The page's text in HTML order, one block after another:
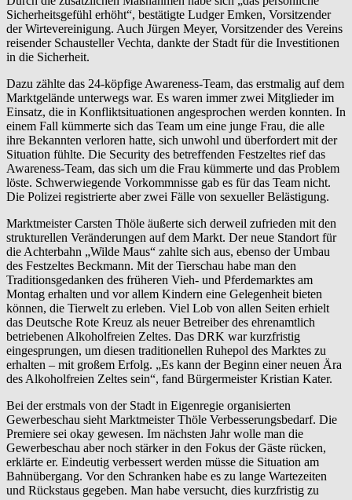
Sicherheitsgefühl erhöht“, bestätigte Ludger Emken, Vorsitzender
der Wirtevereinigung. Auch Jürgen Meyer, Vorsitzender des Vereins
reisender Schausteller Vechta, dankte der Stadt für die Investitionen
in die Sicherheit.
Dazu zählte das 24-köpfige Awareness-Team, das erstmalig auf dem
Marktgelände unterwegs war. Es waren immer zwei Mitglieder im
Einsatz, die in Konfliktsituationen angesprochen werden konnten. In
einem Fall kümmerte sich das Team um eine junge Frau, die alle
ihre Bekannten verloren hatte, sich unwohl und überfordert mit der
Situation fühlte. Die Security des betreffenden Festzeltes rief das
Awareness-Team, das sich um die Frau kümmerte und das Problem
löste. Schwerwiegende Vorkommnisse gab es für das Team nicht.
Die Polizei registrierte aber zwei Fälle von sexueller Belästigung.
Marktmeister Carsten Thöle äußerte sich derweil zufrieden mit den
strukturellen Veränderungen auf dem Markt. Der neue Standort für
die Achterbahn „Wilde Maus“ zahlte sich aus, ebenso der Umbau
des Festzeltes Beckmann. Mit der Tierschau habe man den
Traditionsgedanken des früheren Vieh- und Pferdemarktes am
Montag erhalten und vor allem Kindern eine Gelegenheit bieten
können, die Tierwelt zu erleben. Viel Lob von allen Seiten erhielt
das Deutsche Rote Kreuz als neuer Betreiber des ehrenamtlich
betriebenen Alkoholfreien Zeltes. Das DRK war kurzfristig
eingesprungen, um diesen traditionellen Ruhepol des Marktes zu
erhalten – mit großem Erfolg. „Es kann der Beginn einer neuen Ära
des Alkoholfreien Zeltes sein“, fand Bürgermeister Kristian Kater.
Bei der erstmals von der Stadt in Eigenregie organisierten
Gewerbeschau sieht Marktmeister Thöle Verbesserungsbedarf. Die
Premiere sei okay gewesen. Im nächsten Jahr wolle man die
Gewerbeschau aber noch stärker in den Fokus der Gäste rücken,
erklärte er. Eindeutig verbessert werden müsse die Situation am
Bahnübergang. Vor den Schranken habe es zu lange Wartezeiten
und Rückstaus gegeben. Man habe versucht, dies kurzfristig zu